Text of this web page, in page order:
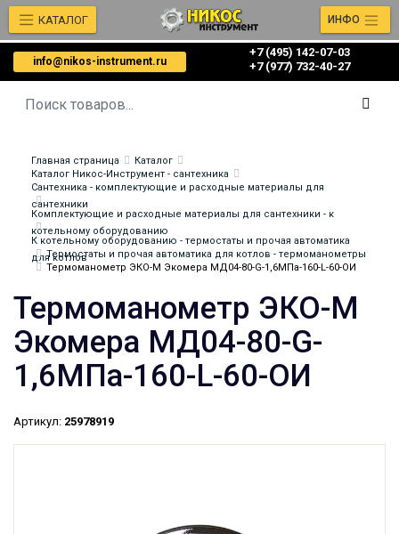
info@nikos-instrument.ru
+7 (495) 142-07-03
‎‎+7 (977) 732-40-27
КАТАЛОГ ИНФО
Главная страница
Каталог
Каталог Никос-Инструмент - сантехника
Сантехника - комплектующие и расходные материалы для
сантехники
Комплектующие и расходные материалы для сантехники - к
котельному оборудованию
К котельному оборудованию - термостаты и прочая автоматика
для котлов
Термостаты и прочая автоматика для котлов - термоманометры
Термоманометр ЭКО-М Экомера МД04-80-G-1,6МПа-160-L-60-ОИ
Термоманометр ЭКО-М
Экомера МД04-80-G-
1,6МПа-160-L-60-ОИ
Артикул: 25978919